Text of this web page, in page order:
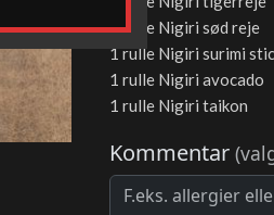
1 rulle Nigiri sød reje
1 rulle Nigiri surimi
1 rulle Nigiri avocado
1 rulle Nigiri taikon